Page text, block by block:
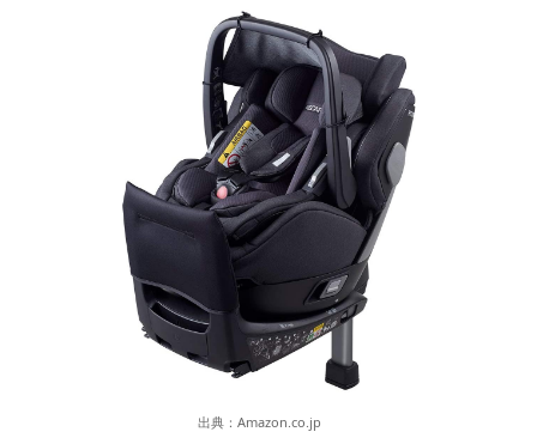
出典： Amazon.co.jp